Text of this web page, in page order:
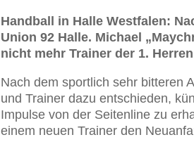
Handball in Halle Westfalen:
Union 92 Halle. Michael
nicht mehr Trainer der 1.
Nach dem sportlich sehr bitteren
und Trainer dazu entschieden,
Impulse von der Seitenline zu
einem neuen Trainer den